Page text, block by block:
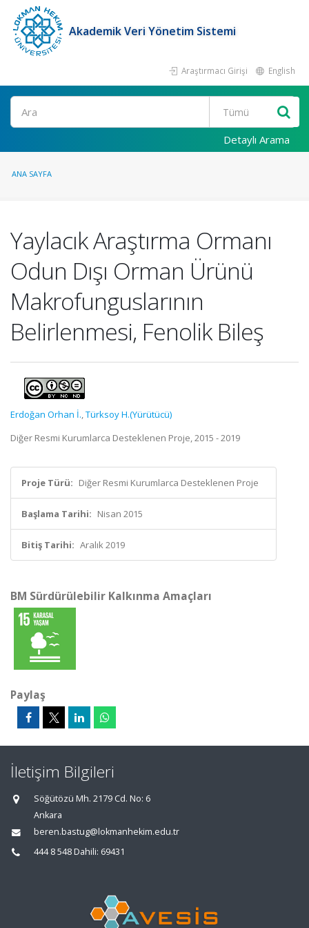
Akademik Veri Yönetim Sistemi
Araştırmacı Girişi English
Ara
Detaylı Arama
ANA SAYFA
Yaylacık Araştırma Ormanı
Odun Dışı Orman Ürünü
Makrofunguslarının
Belirlenmesi, Fenolik Bileş
Erdoğan Orhan İ.,Türksoy H.(Yürütücü)
Diğer Resmi Kurumlarca Desteklenen Proje, 2015 - 2019
Proje Türü: Diğer Resmi Kurumlarca Desteklenen Proje
Başlama Tarihi: Nisan 2015
Bitiş Tarihi: Aralık 2019
BM Sürdürülebilir Kalkınma Amaçları
Paylaş
İletişim Bilgileri
Söğütözü Mh. 2179 Cd. No: 6
Ankara
beren.bastug@lokmanhekim.edu.tr
444 8 548 Dahili: 69431